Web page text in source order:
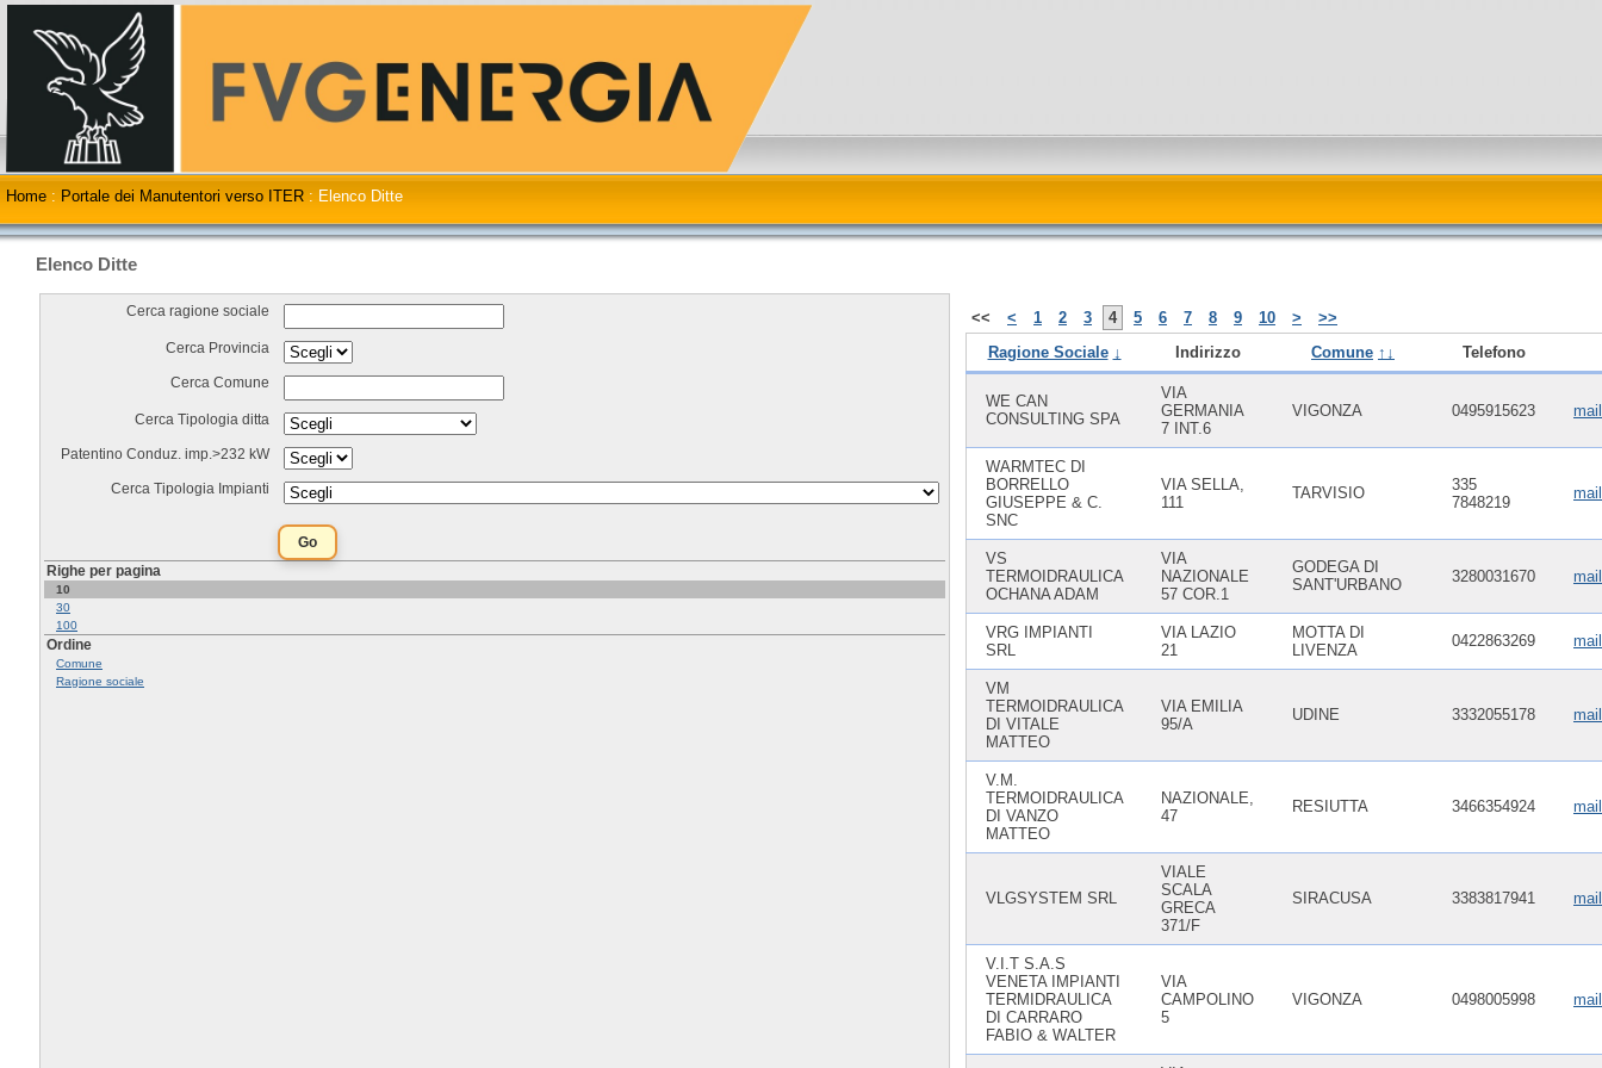
Home : Portale dei Manutentori verso ITER : Elenco Ditte
Elenco Ditte
Cerca ragione sociale
Cerca Provincia
Cerca Comune
Cerca Tipologia ditta
Patentino Conduz. imp.>232 kW
Cerca Tipologia Impianti
Righe per pagina
10
30
100
Ordine
Comune
Ragione sociale
<< < 1 2 3 4 5 6 7 8 9 10 >
>>
Ragione Sociale ↓ Indirizzo Comune ↑↓ Telefono
WE CAN
CONSULTING SPA
VIA
GERMANIA
7 INT.6
VIGONZA 0495915623
WARMTEC DI
BORRELLO
GIUSEPPE & C.
SNC
VIA SELLA,
111
TARVISIO
335
7848219
VS
TERMOIDRAULICA
OCHANA ADAM
VIA
NAZIONALE
57 COR.1
GODEGA DI
SANT'URBANO
3280031670
VRG IMPIANTI
SRL
VIA LAZIO
21
MOTTA DI
LIVENZA
0422863269
VM
TERMOIDRAULICA
DI VITALE
MATTEO
VIA EMILIA
95/A
UDINE 3332055178
V.M.
TERMOIDRAULICA
DI VANZO
MATTEO
NAZIONALE,
47
RESIUTTA 3466354924
VLGSYSTEM SRL
VIALE
SCALA
GRECA
371/F
SIRACUSA 3383817941
V.I.T S.A.S
VENETA IMPIANTI
TERMIDRAULICA
DI CARRARO
FABIO & WALTER
VIA
CAMPOLINO
5
VIGONZA 0498005998